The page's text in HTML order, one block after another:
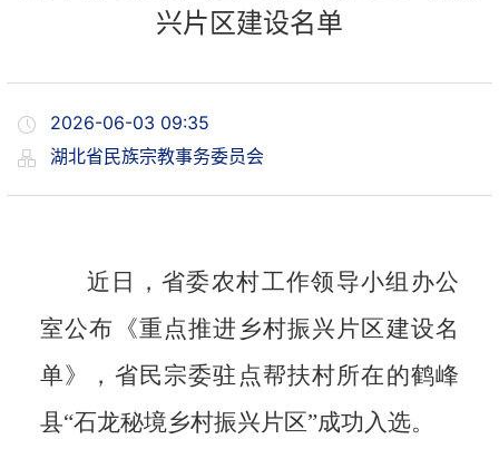
兴片区建设名单
2026-06-03 09:35
湖北省民族宗教事务委员会
近日，省委农村工作领导小组办公
室公布《重点推进乡村振兴片区建设名
单》， 省民宗委驻点帮扶村所在的鹤峰
县“石龙秘境乡村振兴片区”成功入选。